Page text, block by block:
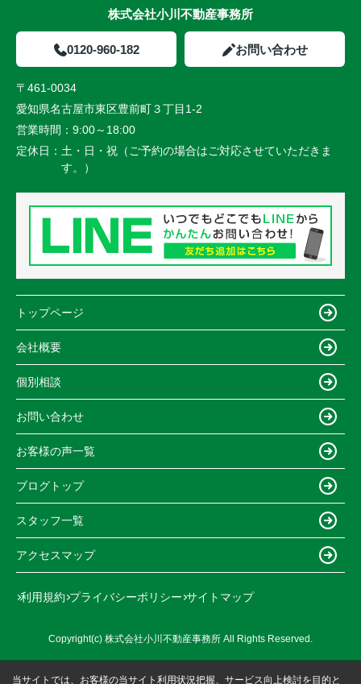
株式会社小川不動産事務所
0120-960-182 お問い合わせ
〒461-0034
愛知県名古屋市東区豊前町３丁目1-2
営業時間： 9:00～18:00
定休日： 土・日・祝（ご予約の場合はご対応させていただきま
す。）
トップページ
会社概要
個別相談
お問い合わせ
お客様の声一覧
ブログトップ
スタッフ一覧
アクセスマップ
利用規約 プライバシーポリシー サイトマップ
Copyright(c) 株式会社小川不動産事務所 All Rights Reserved.
当サイトでは、お客様の当サイト利用状況把握、サービス向上検討を目的と